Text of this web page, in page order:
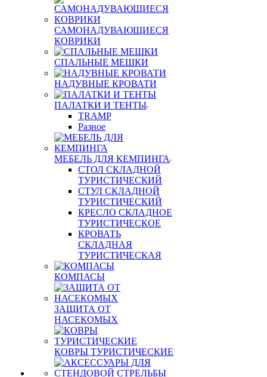
САМОНАДУВАЮЩИЕСЯ
КОВРИКИ
СПАЛЬНЫЕ МЕШКИ
НАДУВНЫЕ КРОВАТИ
ПАЛАТКИ И ТЕНТЫ
TRAMP
Разное
МЕБЕЛЬ ДЛЯ КЕМПИНГА
СТОЛ СКЛАДНОЙ
ТУРИСТИЧЕСКИЙ
СТУЛ СКЛАДНОЙ
ТУРИСТИЧЕСКИЙ
КРЕСЛО СКЛАДНОЕ
ТУРИСТИЧЕСКОЕ
КРОВАТЬ
СКЛАДНАЯ
ТУРИСТИЧЕСКАЯ
КОМПАСЫ
ЗАЩИТА ОТ
НАСЕКОМЫХ
КОВРЫ ТУРИСТИЧЕСКИЕ